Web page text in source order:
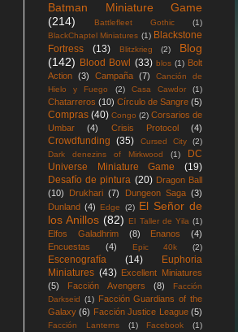
Batman Miniature Game
(214)
Battlefleet Gothic
(1)
BlackChaptel Miniatures (1) Blackstone
Fortress
(13) Blitzkrieg (2)
Blog
(142) Blood Bowl (33) blos (1) Bolt
Action (3) Campaña (7)
Canción de
Hielo y Fuego
(2) Casa Cawdor (1)
Chatarreros (10) Círculo de Sangre (5)
Compras (40) Congo (2) Corsarios de
Umbar
(4) Crisis Protocol (4)
Crowdfunding (35) Cursed City
(2)
Dark denezins of Mirkwood
(1)
DC
Universe Miniature Game
(19)
Desafío de pintura (20) Dragon Ball
(10)
Drukhari (7) Dungeon Saga (3)
Dunland (4) Edge (2) El Señor de
los Anillos (82) El Taller de Yila (1)
Elfos Galadhrim (8) Enanos
(4)
Encuestas
(4) Epic 40k (2)
Escenografía (14)
Euphoria
Miniatures (43) Excellent Miniatures
(5)
Facción Avengers (8)
Facción
Darkseid (1) Facción Guardians of the
Galaxy (6) Facción Justice League (5)
Facción Lanterns (1) Facebook
(1)